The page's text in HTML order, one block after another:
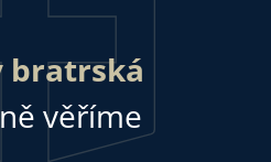
bratrská
věříme